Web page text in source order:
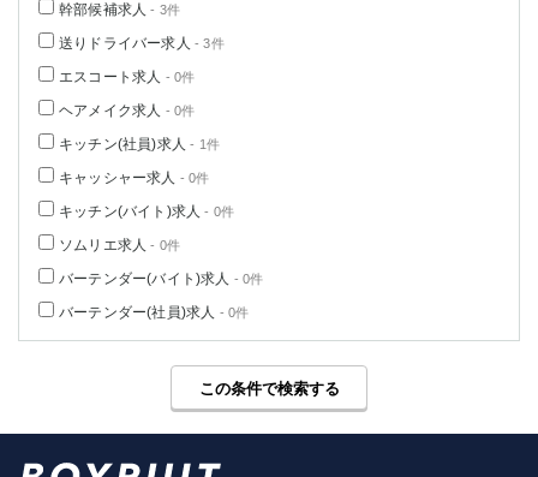
幹部候補求人 - 3件
送りドライバー求人 - 3件
エスコート求人 - 0件
ヘアメイク求人 - 0件
キッチン(社員)求人 - 1件
キャッシャー求人 - 0件
キッチン(バイト)求人 - 0件
ソムリエ求人 - 0件
バーテンダー(バイト)求人 - 0件
バーテンダー(社員)求人 - 0件
この条件で検索する